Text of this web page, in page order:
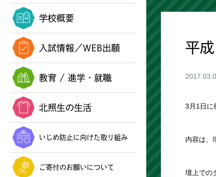
学校概要
入試情報／WEB出願
教育 / 進学・就職
北照生の生活
いじめ防止に向けた取り組み
ご寄付のお願いについて
平
3月1日に
内容は、
壇上での